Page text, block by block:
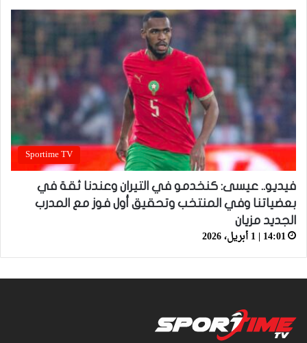
Sportime TV
فيديو.. عيسى: كنخدمو في التيران وعندنا ثقة في
بعضياتنا وفي المنتخب وتحقيق أول فوز مع المدرب
الجديد مزيان
14:01 | 1 أبريل، 2026